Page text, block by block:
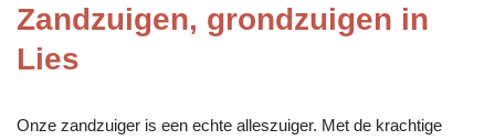
Zandzuigen, grondzuigen in
Lies
Onze zandzuiger is een echte alleszuiger. Met de krachtige